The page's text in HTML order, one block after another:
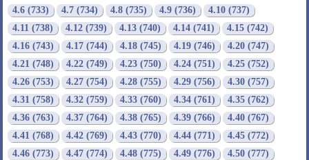
4.6 (733) 4.7 (734) 4.8 (735) 4.9 (736)
4.10 (737)
4.11 (738)
4.12 (739) 4.13 (740) 4.14 (741)
4.15 (742)
4.16 (743)
4.17 (744) 4.18 (745) 4.19 (746)
4.20 (747)
4.21 (748)
4.22 (749) 4.23 (750) 4.24 (751)
4.25 (752)
4.26 (753)
4.27 (754) 4.28 (755) 4.29 (756)
4.30 (757)
4.31 (758)
4.32 (759) 4.33 (760) 4.34 (761)
4.35 (762)
4.36 (763)
4.37 (764) 4.38 (765) 4.39 (766)
4.40 (767)
4.41 (768)
4.42 (769) 4.43 (770) 4.44 (771)
4.45 (772)
4.46 (773)
4.47 (774) 4.48 (775) 4.49 (776)
4.50 (777)